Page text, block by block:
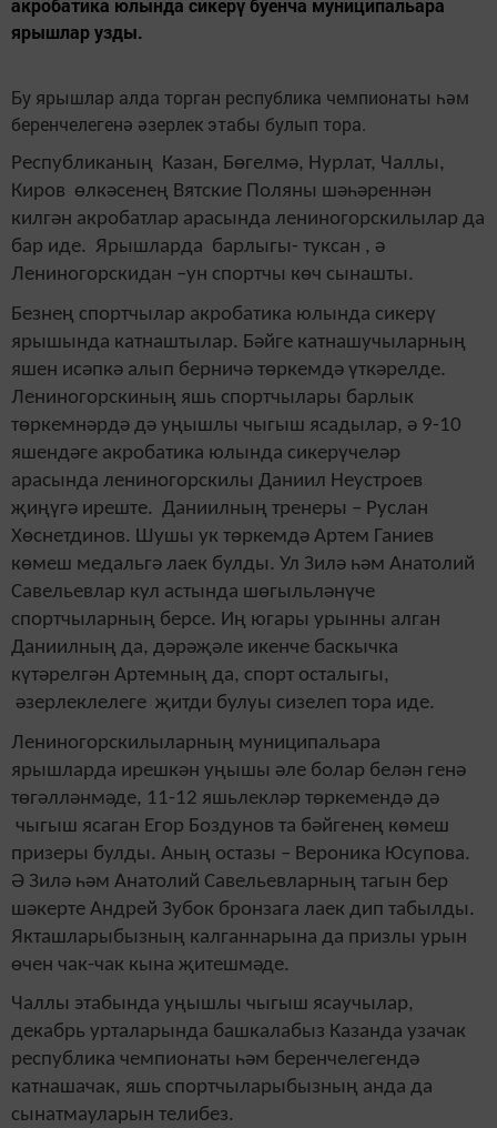
ярышлар узды.
Бу ярышлар алда торган республика чемпионаты һәм
беренчелегенә әзерлек этабы булып тора.
Республиканың Казан, Бөгелмә, Нурлат, Чаллы,
Киров өлкәсенең Вятские Поляны шәһәреннән
килгән акробатлар арасында лениногорскилылар да
бар иде. Ярышларда барлыгы- туксан , ә
Лениногорскидан –ун спортчы көч сынашты.
Безнең спортчылар акробатика юлында сикерү
ярышында катнаштылар. Бәйге катнашучыларның
яшен исәпкә алып берничә төркемдә үткәрелде.
Лениногорскиның яшь спортчылары барлык
төркемнәрдә дә уңышлы чыгыш ясадылар, ә 9-10
яшендәге акробатика юлында сикерүчеләр
арасында лениногорскилы Даниил Неустроев
җиңүгә иреште. Даниилның тренеры – Руслан
Хөснетдинов. Шушы ук төркемдә Артем Ганиев
көмеш медальгә лаек булды. Ул Зилә һәм Анатолий
Савельевлар кул астында шөгыльләнүче
спортчыларның берсе. Иң югары урынны алган
Даниилның да, дәрәҗәле икенче баскычка
күтәрелгән Артемның да, спорт осталыгы,
әзерлеклелеге җитди булуы сизелеп тора иде.
Лениногорскилыларның муниципальара
ярышларда ирешкән уңышы әле болар белән генә
төгәлләнмәде, 11-12 яшьлекләр төркемендә дә
чыгыш ясаган Егор Боздунов та бәйгенең көмеш
призеры булды. Аның остазы – Вероника Юсупова.
Ә Зилә һәм Анатолий Савельевларның тагын бер
шәкерте Андрей Зубок бронзага лаек дип табылды.
Якташларыбызның калганнарына да призлы урын
өчен чак-чак кына җитешмәде.
Чаллы этабында уңышлы чыгыш ясаучылар,
декабрь урталарында башкалабыз Казанда узачак
республика чемпионаты һәм беренчелегендә
катнашачак, яшь спортчыларыбызның анда да
сынатмауларын телибез.